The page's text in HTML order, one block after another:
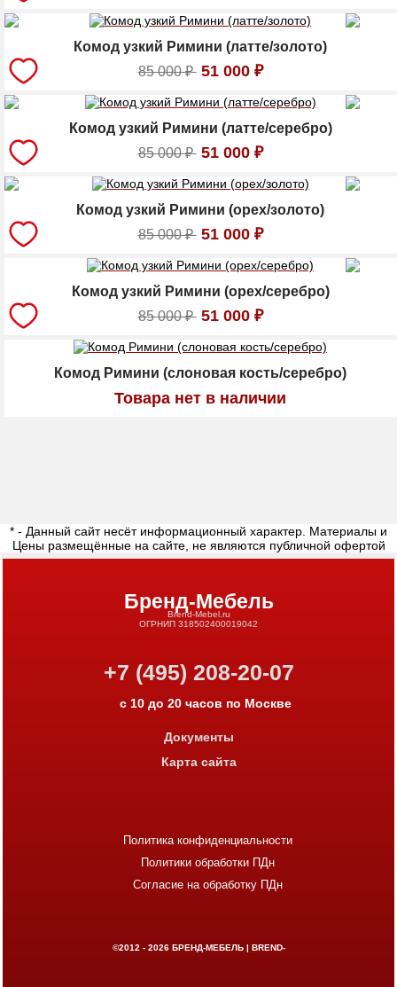
Комод узкий Римини (латте/золото)
85 000₽ 51 000 ₽
Комод узкий Римини (латте/серебро)
85 000₽ 51 000 ₽
Комод узкий Римини (орех/золото)
85 000₽ 51 000 ₽
Комод узкий Римини (орех/серебро)
85 000₽ 51 000 ₽
Комод Римини (слоновая кость/серебро)
Товара нет в наличии
* - Данный сайт несёт информационный характер. Материалы и
Цены размещённые на сайте, не являются публичной офертой
Бренд-Мебель
Brend-Mebel.ru
ОГРНИП 318502400019042
Политика конфиденциальности
Политики обработки ПДн
Согласие на обработку ПДн
©2012 - 2026БРЕНД-МЕБЕЛЬ | BREND-
+7 (495) 208-20-07
с 10 до 20 часов по Москве
Документы
Карта сайта